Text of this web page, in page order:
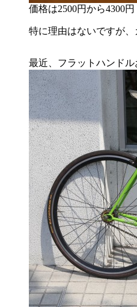
価格は2500円から4300円
特に理由はないですが、
最近、フラットハンド